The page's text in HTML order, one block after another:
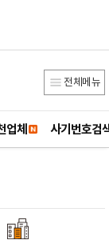
전체메뉴
업체 사기번호검